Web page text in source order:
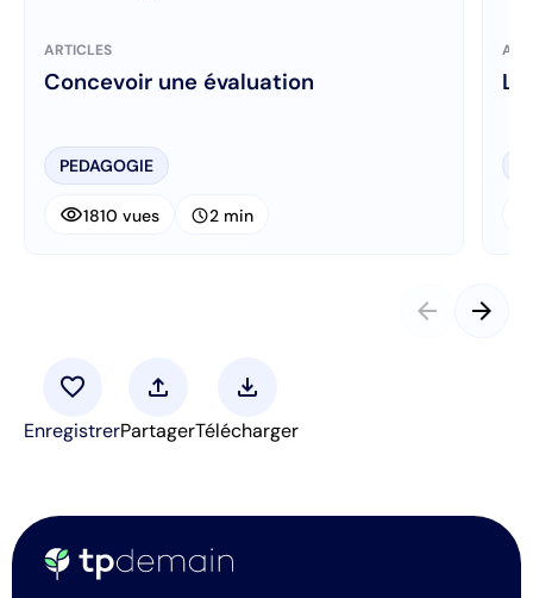
ARTICLES
Concevoir une évaluation
PEDAGOGIE
visibility1810 vues schedule2 min
arrow_back arrow_forward
favorite
Enregistrer
upload
Partager
download
Télécharger